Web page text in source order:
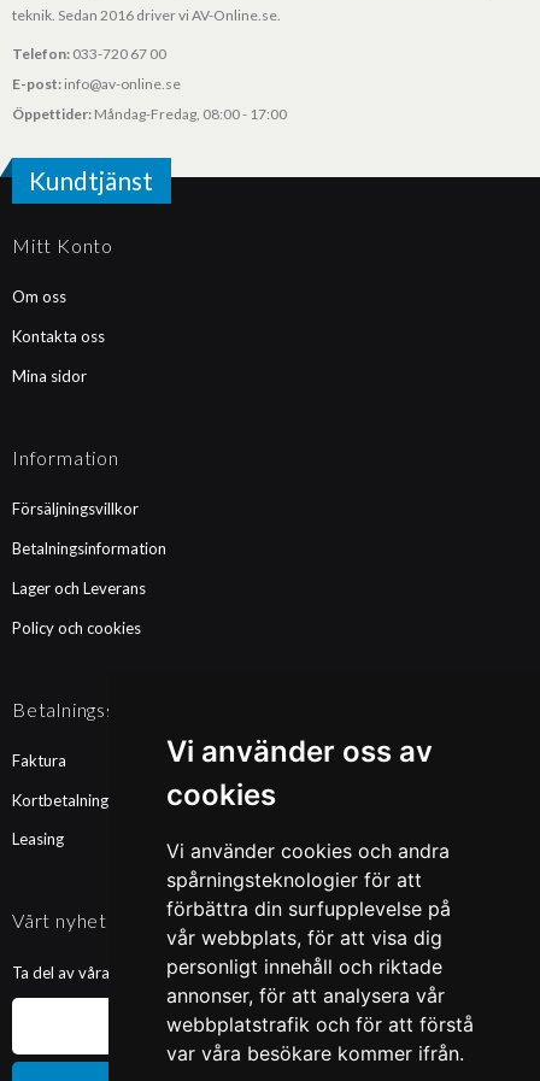
Vi använder oss av
cookies
Vi använder cookies och andra
spårningsteknologier för att
förbättra din surfupplevelse på
vår webbplats, för att visa dig
personligt innehåll och riktade
annonser, för att analysera vår
webbplatstrafik och för att förstå
var våra besökare kommer ifrån.
teknik. Sedan 2016 driver vi AV-Online.se.
Telefon: 033-720 67 00
E-post: info@av-online.se
Öppettider: Måndag-Fredag, 08:00 - 17:00
Kundtjänst
Mitt Konto
Om oss
Kontakta oss
Mina sidor
Information
Försäljningsvillkor
Betalningsinformation
Lager och Leverans
Policy och cookies
Betalningssätt
Faktura
Kortbetalning
Leasing
Vårt nyhetsbrev
Ta del av våra nyheter och kampanjer. Fyll i din mailadress nedan!